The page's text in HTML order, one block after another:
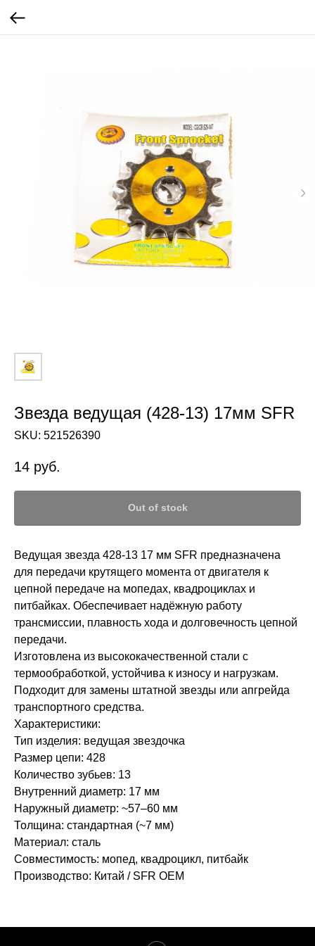
Звезда ведущая (428-13) 17мм SFR
SKU: 521526390
14 руб.
Out of stock
Ведущая звезда 428-13 17 мм SFR предназначена
для передачи крутящего момента от двигателя к
цепной передаче на мопедах, квадроциклах и
питбайках. Обеспечивает надёжную работу
трансмиссии, плавность хода и долговечность цепной
передачи.
Изготовлена из высококачественной стали с
термообработкой, устойчива к износу и нагрузкам.
Подходит для замены штатной звезды или апгрейда
транспортного средства.
Характеристики:
Тип изделия: ведущая звездочка
Размер цепи: 428
Количество зубьев: 13
Внутренний диаметр: 17 мм
Наружный диаметр: ~57–60 мм
Толщина: стандартная (~7 мм)
Материал: сталь
Совместимость: мопед, квадроцикл, питбайк
Производство: Китай / SFR OEM